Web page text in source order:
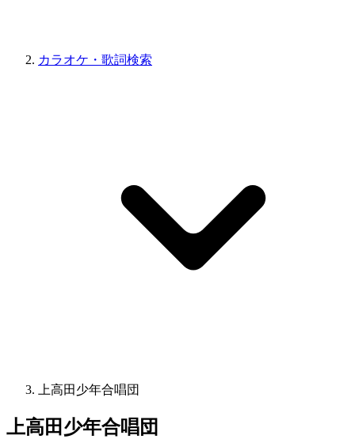
カラオケ・歌詞検索
上高田少年合唱団
上高田少年合唱団